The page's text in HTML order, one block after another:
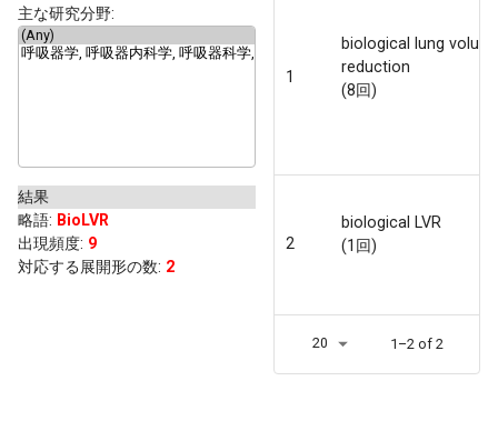
主な研究分野:
結果
略語: BioLVR
出現頻度: 9
対応する展開形の数: 2
1
biological lung
reduction
(8回)
2
biological LVR
(1回)
20 1–2 of 2